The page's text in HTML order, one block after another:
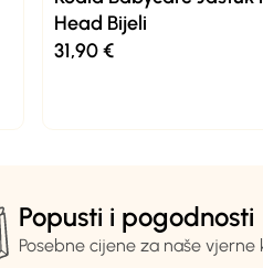
Head Bijeli
31,90€
Popusti i pogodnosti
Posebne cijene za naše vjerne